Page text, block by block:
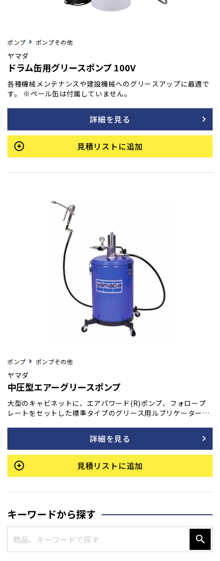
キーワードから探す
ポンプ ポンプその他
ヤマダ
ドラム缶用グリースポンプ 100V
各種機械メンテナンスや建設機械へのグリースアップに最適で
す。 ※ペール缶は付属していません。
詳細を見る
見積リストに追加
ポンプ ポンプその他
ヤマダ
中圧型エアーグリースポンプ
大型のキャビネットに、エアパワード(R)ポンプ、フォロープ
レートをセットした標準タイプのグリース用ルブリケーターで
圧グリースガン、高圧耐油ホース（2.5m）、エアレギュレータ
ーが標準で付属しています。
詳細を見る
見積リストに追加